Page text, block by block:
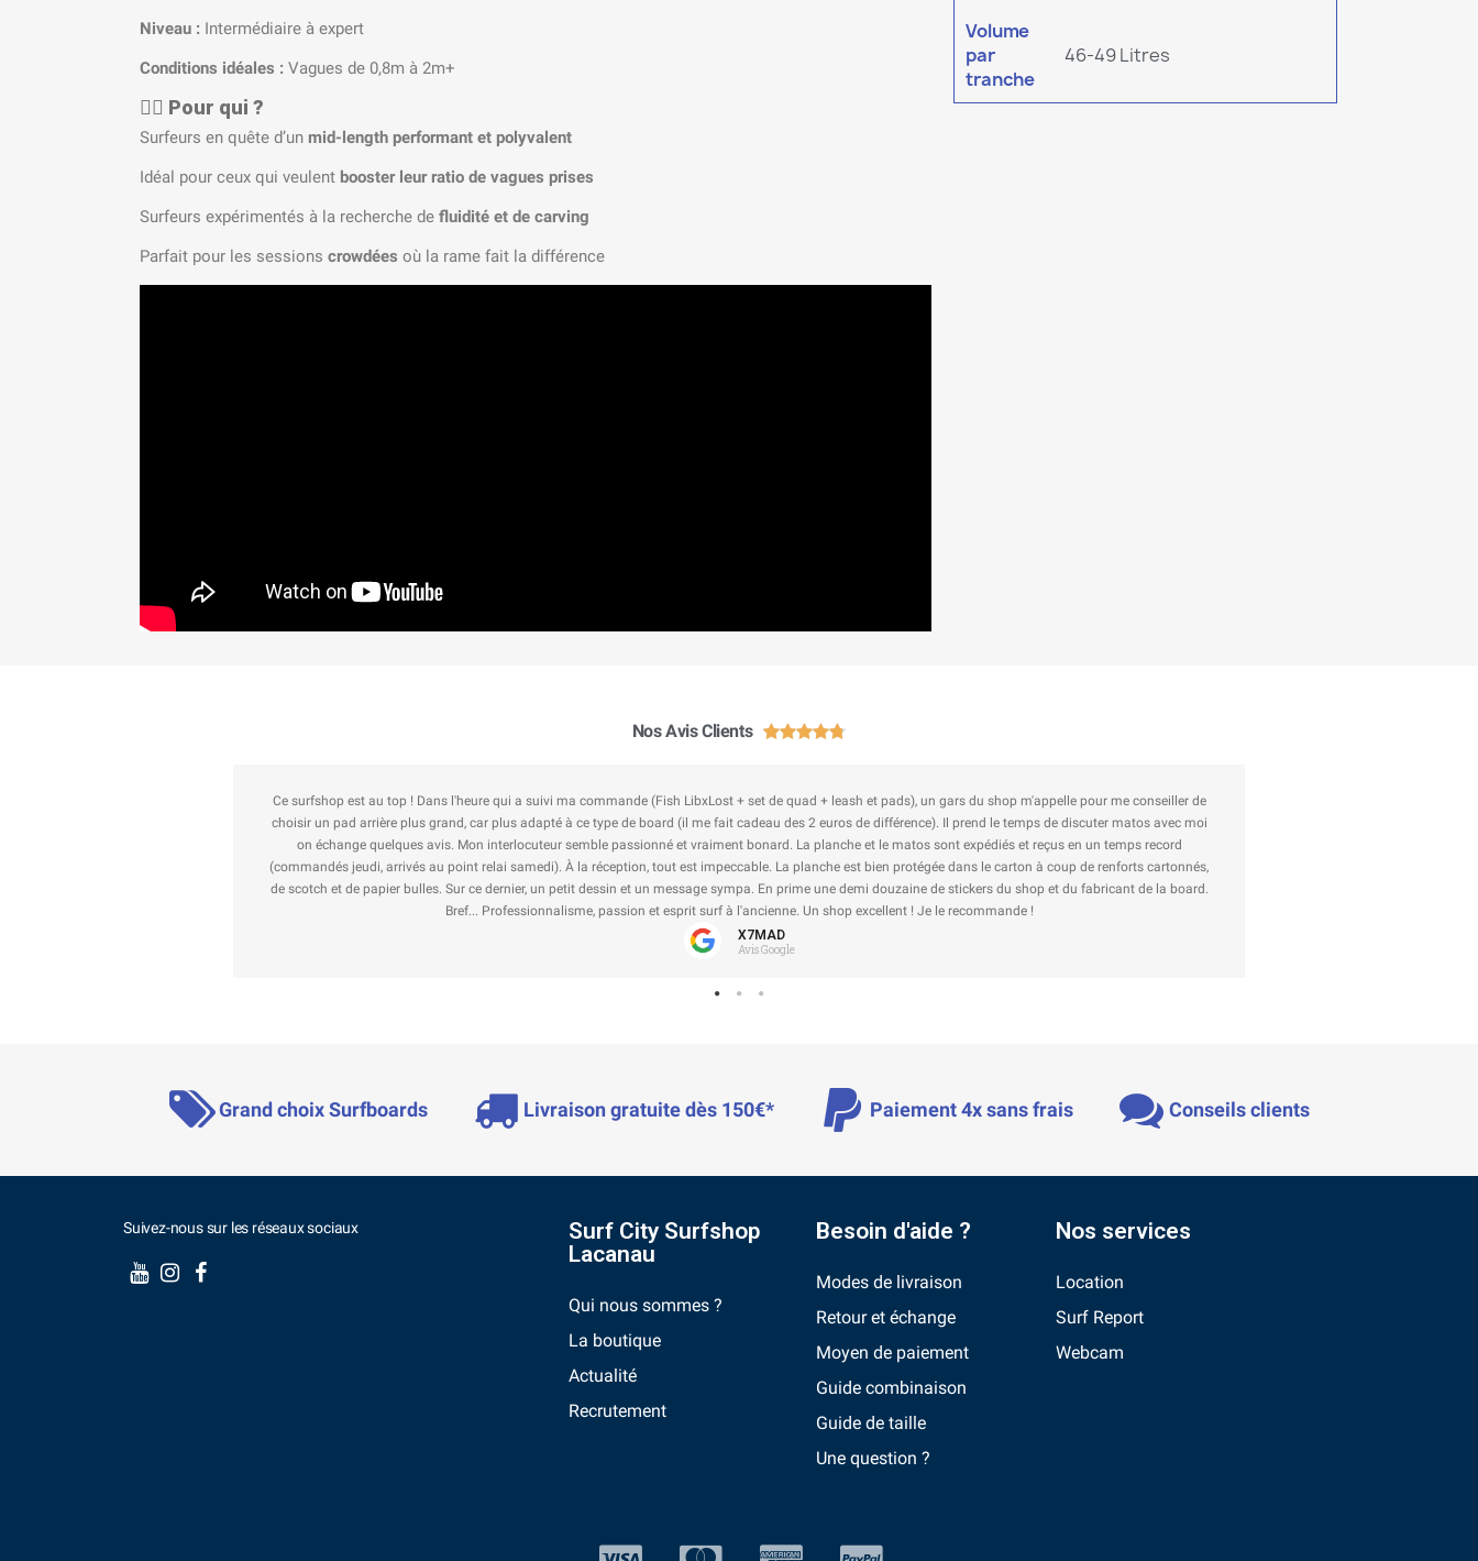
Niveau : Intermédiaire à expert
Conditions idéales : Vagues de 0,8m à 2m+
🏄‍♂️ Pour qui ?
Surfeurs en quête d’un mid-length performant et polyvalent
Idéal pour ceux qui veulent booster leur ratio de vagues prises
Surfeurs expérimentés à la recherche de fluidité et de carving
Parfait pour les sessions crowdées où la rame fait la différence
Volume
par
tranche
46-49 Litres
Nos Avis Clients 
Au top ! J'ai commandé des airfresher pour ma voiture, envoi rapide et soigné jusqu'à Nice, avec un autocolant Lacanau en plus. Je n'hésiterai pas à
recommander chez vous.
Valentin L
Avis Google
Grand choix Surfboards Livraison gratuite dès 150€* Paiement 4x sans frais Conseils clients
Suivez-nous sur les réseaux sociaux
Surf City Surfshop
Lacanau
Qui nous sommes ?
La boutique
Actualité
Recrutement
Besoin d'aide ?
Modes de livraison
Retour et échange
Moyen de paiement
Guide combinaison
Guide de taille
Une question ?
Nos services
Location
Surf Report
Webcam